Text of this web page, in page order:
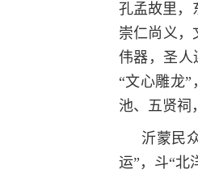
孔孟故里，
崇仁尚义，
伟器，圣人
“文心雕龙
池、五贤祠
沂蒙民
运”，斗“北